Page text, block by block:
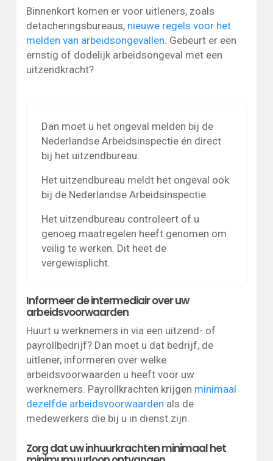
Binnenkort komen er voor uitleners, zoals
detacheringsbureaus, nieuwe regels voor het
melden van arbeidsongevallen . Gebeurt er een
ernstig of dodelijk arbeidsongeval met een
uitzendkracht?
Dan moet u het ongeval melden bij de
Nederlandse Arbeidsinspectie én direct
bij het uitzendbureau.
Het uitzendbureau meldt het ongeval ook
bij de Nederlandse Arbeidsinspectie.
Het uitzendbureau controleert of u
genoeg maatregelen heeft genomen om
veilig te werken. Dit heet de
vergewisplicht.
Informeer de intermediair over uw
arbeidsvoorwaarden
Huurt u werknemers in via een uitzend- of
payrollbedrijf? Dan moet u dat bedrijf, de
uitlener, informeren over welke
arbeidsvoorwaarden u heeft voor uw
werknemers. Payrollkrachten krijgen minimaal
dezelfde arbeidsvoorwaarden als de
medewerkers die bij u in dienst zijn.
Zorg dat uw inhuurkrachten minimaal het